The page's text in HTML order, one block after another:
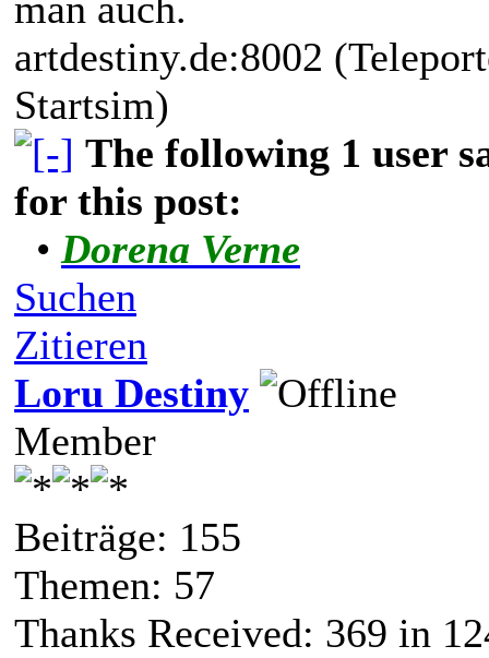
artdestiny.de:8002
Startsim)
The following 1 user
for this post:
• Dorena Verne
Suchen
Zitieren
Loru Destiny
Member
Beiträge: 155
Themen: 57
Thanks Received: 369 in